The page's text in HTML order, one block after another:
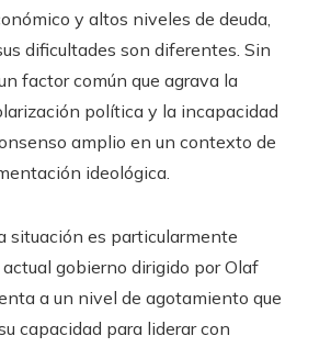
y altos niveles de deuda,
dificultades son diferentes. Sin
factor común que agrava la
política y la incapacidad
amplio en un contexto de
ideológica.
situación es particularmente
gobierno dirigido por Olaf
a un nivel de agotamiento que
capacidad para liderar con